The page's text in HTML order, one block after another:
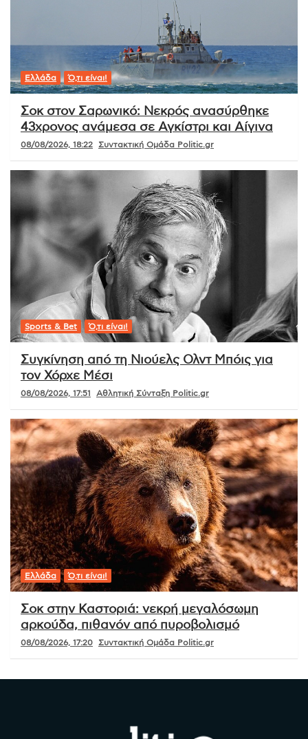
Ελλάδα Ό,τι είναι!
Σοκ στον Σαρωνικό: Νεκρός ανασύρθηκε
43χρονος ανάμεσα σε Αγκίστρι και Αίγινα
08/08/2026, 18:22 Συντακτική Ομάδα Politic.gr
Sports & Bet Ό,τι είναι!
Συγκίνηση από τη Νιούελς Ολντ Μπόις για
τον Χόρχε Μέσι
08/08/2026, 17:51 Αθλητική Σύνταξη Politic.gr
Ελλάδα Ό,τι είναι!
Σοκ στην Καστοριά: νεκρή μεγαλόσωμη
αρκούδα, πιθανόν από πυροβολισμό
08/08/2026, 17:20 Συντακτική Ομάδα Politic.gr